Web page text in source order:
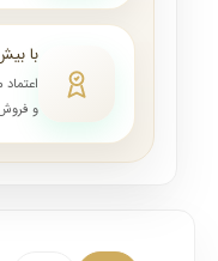
با بیش از ۱۰ سال
و